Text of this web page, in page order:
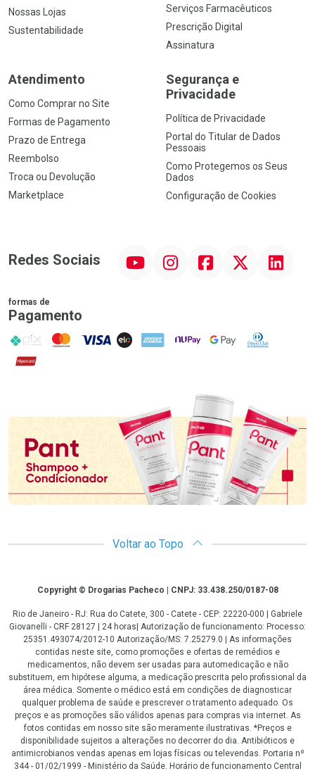
Nossas Lojas
Sustentabilidade
Serviços Farmacêuticos
Prescrição Digital
Assinatura
Atendimento
Como Comprar no Site
Formas de Pagamento
Prazo de Entrega
Reembolso
Troca ou Devolução
Marketplace
Segurança e
Privacidade
Política de Privacidade
Portal do Titular de Dados
Pessoais
Como Protegemos os Seus
Dados
Configuração de Cookies
Redes Sociais InstagramFacebook Linkedin
formas de
Pagamento
PIX MasterCard
VISA ELO AMEX NuPay Google PayDiners Club
Hipercard
Promoção em Destaque
Voltar ao Topo
CopyrightCopyright © Drogarias Pacheco | CNPJ: 33.438.250/0187-08
Rio de Janeiro - RJ: Rua do Catete, 300 - Catete - CEP: 22220-000 | Gabriele
Giovanelli - CRF 28127 | 24 horas| Autorização de funcionamento: Processo:
25351.493074/2012-10 Autorização/MS: 7.25279.0 | As informações
contidas neste site, como promoções e ofertas de remédios e
medicamentos, não devem ser usadas para automedicação e não
substituem, em hipótese alguma, a medicação prescrita pelo profissional da
área médica. Somente o médico está em condições de diagnosticar
qualquer problema de saúde e prescrever o tratamento adequado. Os
preços e as promoções são válidos apenas para compras via internet. As
fotos contidas em nosso site são meramente ilustrativas. *Preços e
disponibilidade sujeitos a alterações no decorrer do dia. Antibióticos e
antimicrobianos vendas apenas em lojas físicas ou televendas. Portaria nº
344 - 01/02/1999 - Ministério da Saúde. Horário de funcionamento Central